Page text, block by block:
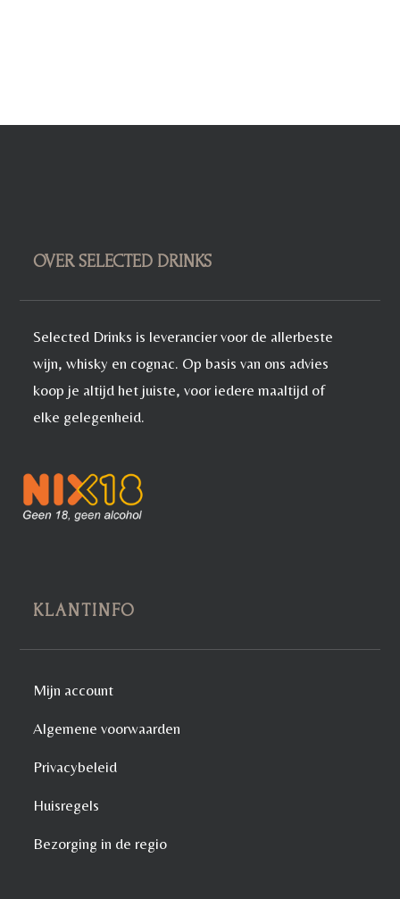
OVER SELECTED DRINKS
Selected Drinks is leverancier voor de allerbeste
wijn, whisky en cognac. Op basis van ons advies
koop je altijd het juiste, voor iedere maaltijd of
elke gelegenheid.
KLANTINFO
Mijn account
Algemene voorwaarden
Privacybeleid
Huisregels
Bezorging in de regio